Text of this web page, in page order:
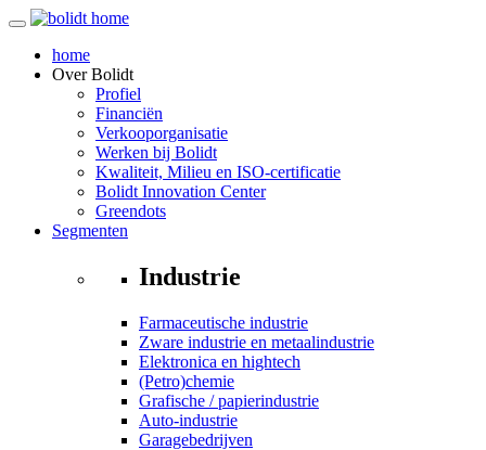
home
OverBolidt
Profiel
Financiën
Verkooporganisatie
Werken bij Bolidt
Kwaliteit, Milieu en ISO-certificatie
Bolidt Innovation Center
Greendots
Segmenten
Industrie
Farmaceutische industrie
Zware industrie en metaalindustrie
Elektronica en hightech
(Petro)chemie
Grafische / papierindustrie
Auto-industrie
Garagebedrijven